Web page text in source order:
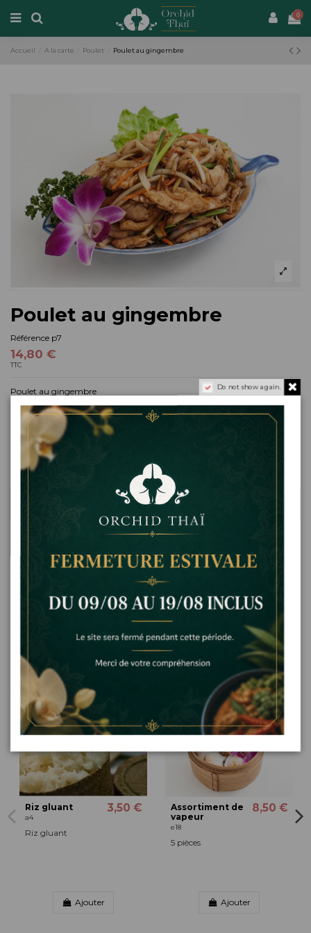
0
Accueil A la carte Poulet Poulet au gingembre
Poulet au gingembre
Référence p7
14,80 €
TTC
Poulet au gingembre
goût
Ajouter
Les clients qui ont acheté ce produit ont
également acheté...
Riz gluant
a4
3,50 €
Riz gluant
Ajouter
Assortiment de
vapeur
e18
8,50 €
5 pièces
Ajouter
Do not show again.